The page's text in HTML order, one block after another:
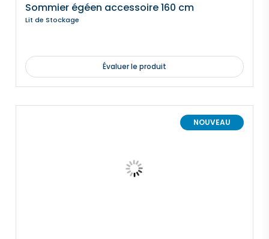
Sommier égéen accessoire 160 cm
Lit de Stockage
Évaluer le produit
NOUVEAU